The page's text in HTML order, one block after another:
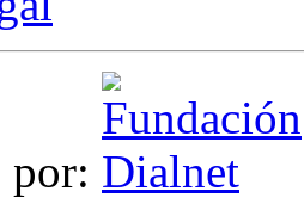
por: